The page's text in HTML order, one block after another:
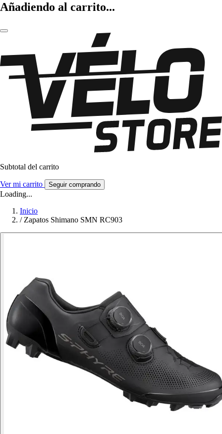
Añadiendo al carrito...
Subtotal del carrito
Ver mi carrito Seguir comprando
Loading...
Inicio
/ Zapatos Shimano SMN RC903